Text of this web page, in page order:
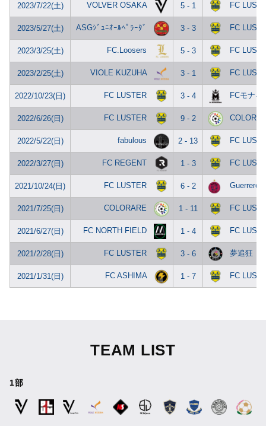
2023/7/22(土) VOLVER OSAKA 5 - 1 FC
2023/5/27(土) ASGｼﾞｭﾆｵｰﾙﾍﾟﾗｰﾀﾞ 3 - 3 FC
2023/3/25(土) FC.Loosers 5 - 3 FC
2023/2/25(土) VIOLE KUZUHA 3 - 1 FC
2022/10/23(日) FC LUSTER 3 - 4 FCモナキ
2022/6/26(日) FC LUSTER 9 - 2
2022/5/22(日) fabulous 2 - 13 FC
2022/3/27(日) FC REGENT 1 - 3 FC
2021/10/24(日) FC LUSTER 6 - 2 Guerrero
2021/7/25(日) COLORARE 1 - 11 FC
2021/6/27(日) FC NORTH FIELD 1 - 4 FC
2021/2/28(日) FC LUSTER 3 - 6 夢追狂
2021/1/31(日) FC ASHIMA 1 - 7 FC
TEAM LIST
1部